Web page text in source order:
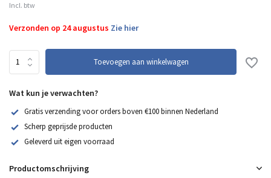
Incl. btw
Verzonden op 24 augustus Zie hier
Toevoegen aan winkelwagen
Wat kun je verwachten?
Gratis verzending voor orders boven €100 binnen Nederland
Scherp geprijsde producten
Geleverd uit eigen voorraad
Productomschrijving